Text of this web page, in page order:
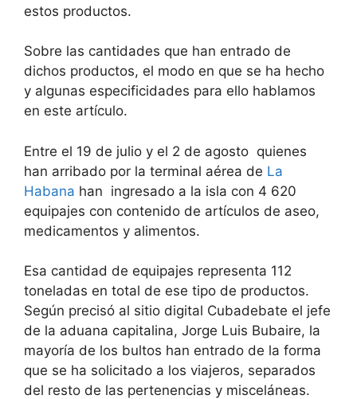
estos productos.
Sobre las cantidades que han entrado de
dichos productos, el modo en que se ha hecho
y algunas especificidades para ello hablamos
en este artículo.
Entre el 19 de julio y el 2 de agosto quienes
han arribado por la terminal aérea de La
Habana han ingresado a la isla con 4 620
equipajes con contenido de artículos de aseo,
medicamentos y alimentos.
Esa cantidad de equipajes representa 112
toneladas en total de ese tipo de productos.
Según precisó al sitio digital Cubadebate el jefe
de la aduana capitalina, Jorge Luis Bubaire, la
mayoría de los bultos han entrado de la forma
que se ha solicitado a los viajeros, separados
del resto de las pertenencias y misceláneas.